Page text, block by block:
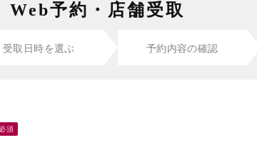
Web予約・店舗受取
取 日時を選ぶ 予約内容の確認